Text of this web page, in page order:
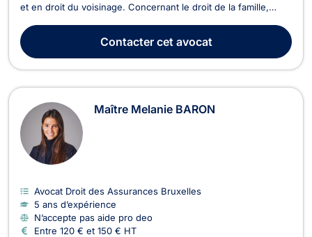
et en droit du voisinage. Concernant le droit de la famille,
divorce à l’amiable ou contentieux, ainsi que ses
conséquences, comme l’hébergement des enf...
Contactercet avocat
Maître Melanie BARON
Avocat Droit des Assurances Bruxelles
5 ans d’expérience
N’accepte pas aide pro deo
Entre 120 € et 150 € HT